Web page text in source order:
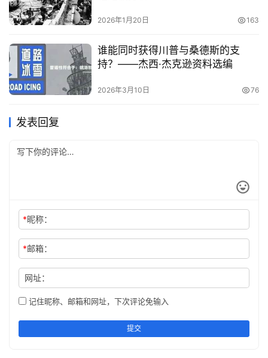
2026年1月20日 163
谁能同时获得川普与桑德斯的支
持？——杰西·杰克逊资料选编
2026年3月10日 76
发表回复
*昵称：
*邮箱：
网址：
记住昵称、邮箱和网址，下次评论免输入
提交